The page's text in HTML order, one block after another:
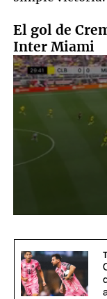
El gol de
Inter Miami
of
minute,
seconds